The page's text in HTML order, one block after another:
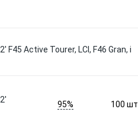
F45 Active Tourer, LCI, F46 Gran, i
95% 100шт.